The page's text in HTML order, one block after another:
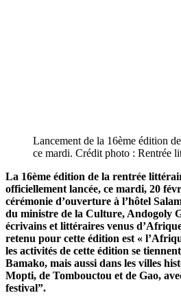
Lancement de la 16ème édition
ce mardi. Crédit photo : Rentrée
La 16ème édition de la rentrée
officiellement lancée, ce mardi, 20
cérémonie d’ouverture à l’hôtel
du ministre de la Culture, Andogoly
écrivains et littéraires venus
retenu pour cette édition est «
les activités de cette édition se
Bamako, mais aussi dans les villes
Mopti, de Tombouctou et de Gao,
festival”.